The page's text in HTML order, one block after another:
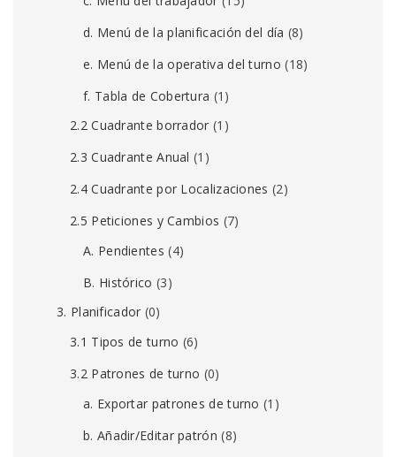
d. Menú de la planificación del día (8)
e. Menú de la operativa del turno (18)
f. Tabla de Cobertura (1)
2.2 Cuadrante borrador (1)
2.3 Cuadrante Anual (1)
2.4 Cuadrante por Localizaciones (2)
2.5 Peticiones y Cambios (7)
A. Pendientes (4)
B. Histórico (3)
3. Planificador (0)
3.1 Tipos de turno (6)
3.2 Patrones de turno (0)
a. Exportar patrones de turno (1)
b. Añadir/Editar patrón (8)